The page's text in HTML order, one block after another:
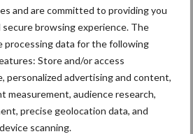
and are committed to providing you
browsing experience. The
processing data for the following
Store and/or access
personalized advertising and content,
measurement, audience research,
precise geolocation data, and
scanning.
Toon meer